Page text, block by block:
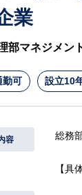
業
部マネジメン
勤可 設立10
容 総務
【具